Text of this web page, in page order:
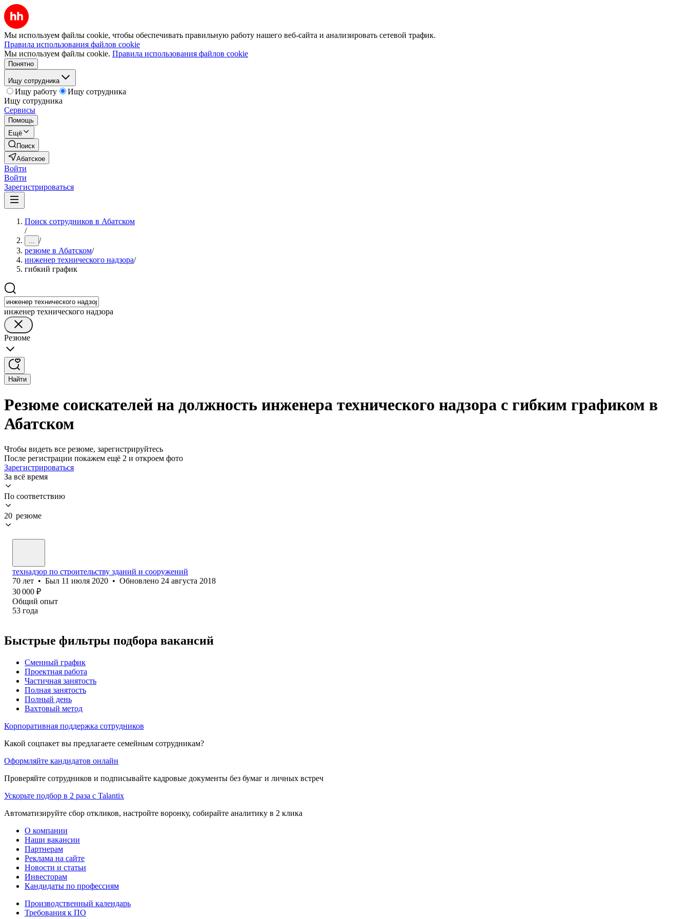
Мы используем файлы cookie, чтобы обеспечивать правильную работу нашего веб-сайта и анализировать сетевой трафик.
Правила использования файлов cookie
Мы используем файлы cookie. Правила использования файлов cookie
Понятно
Ищу сотрудника
Ищу работу
Ищу сотрудника
Ищу сотрудника
Сервисы
Помощь
Ещё
Поиск
Абатское
Войти
Войти
Зарегистрироваться
Поиск сотрудников в Абатском
/
... /
резюме в Абатском/
инженер технического надзора/
гибкий график
инженер технического надзора
Резюме
Найти
Резюме соискателей на должность инженера технического надзора с гибким графиком в
Абатском
Чтобы видеть все резюме, зарегистрируйтесь
После регистрации покажем ещё 2 и откроем фото
Зарегистрироваться
За всё время
По соответствию
20 резюме
технадзор по строительству зданий и сооружений
70 лет • Был 11 июля 2020 • Обновлено 24 августа 2018
30 000 ₽
Общий опыт
53 года
Быстрые фильтры подбора вакансий
Сменный график
Проектная работа
Частичная занятость
Полная занятость
Полный день
Вахтовый метод
Корпоративная поддержка сотрудников
Какой соцпакет вы предлагаете семейным сотрудникам?
Оформляйте кандидатов онлайн
Проверяйте сотрудников и подписывайте кадровые документы без бумаг и личных встреч
Ускорьте подбор в 2 раза с Talantix
Автоматизируйте сбор откликов, настройте воронку, собирайте аналитику в 2 клика
О компании
Наши вакансии
Партнерам
Реклама на сайте
Новости и статьи
Инвесторам
Кандидаты по профессиям
Производственный календарь
Требования к ПО